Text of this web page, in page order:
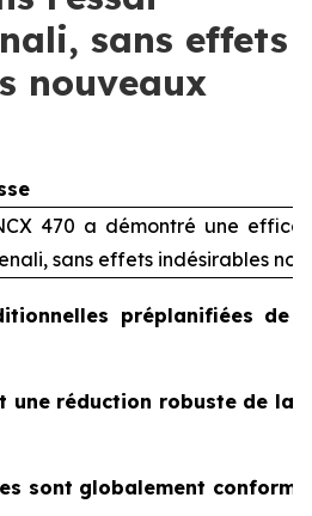
sans effets
nouveaux
470 a démontré une
sans effets indésirables
préplanifiées de
une réduction robuste de la
sont globalement